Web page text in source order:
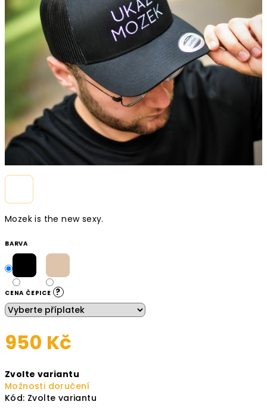
Mozek is the new sexy.
BARVA
CENA ČEPICE ?
950 Kč
cena:
Zvolte variantu
Možnosti doručení
Kód: Zvolte variantu